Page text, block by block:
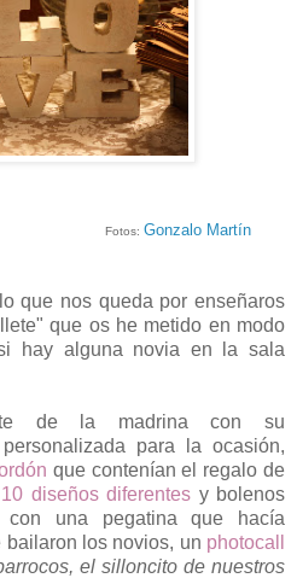
Gonzalo Martín
que nos queda por enseñaros
que os he metido en modo
hay alguna novia en la sala
de la madrina con su
para la ocasión,
que contenían el regalo de
diseños diferentes y bolenos
una pegatina que hacía
los novios, un photocall
el silloncito de nuestros